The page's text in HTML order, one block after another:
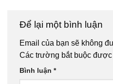
Để lại một bình luận
Email của bạn sẽ không
Các trường bắt buộc được
Bình luận *